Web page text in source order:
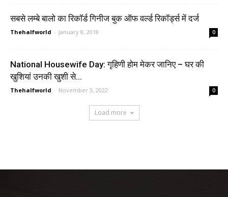
सबसे लम्बे बालो का रिकॉर्ड गिनीज बुक ऑफ वर्ल्ड रिकॉर्ड्स में दर्ज
Thehalfworld - January 8, 2018 0
National Housewife Day: गृहिणी होम मेकर जानिए – घर की
खुशियां उनकी खुशी से…
Thehalfworld - November 3, 2022 0
Load more